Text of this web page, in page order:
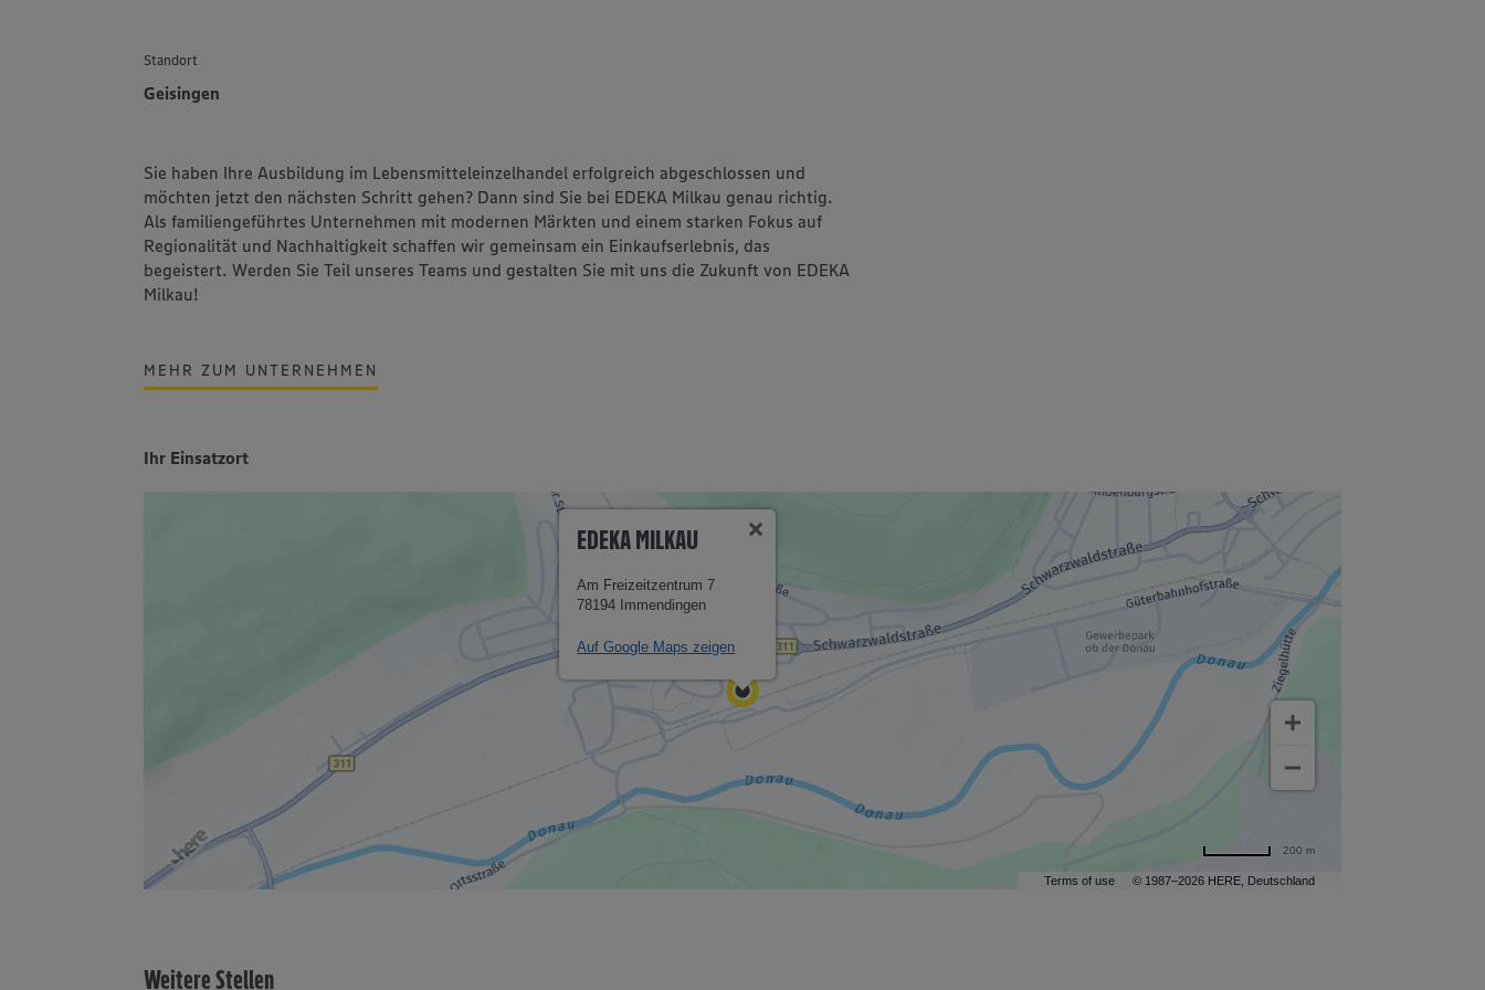
Standort
Geisingen
Sie haben Ihre Ausbildung im Lebensmitteleinzelhandel erfolgreich abgeschlossen und
möchten jetzt den nächsten Schritt gehen? Dann sind Sie bei EDEKA Milkau genau richtig.
Als familiengeführtes Unternehmen mit modernen Märkten und einem starken Fokus auf
Regionalität und Nachhaltigkeit schaffen wir gemeinsam ein Einkaufserlebnis, das
begeistert. Werden Sie Teil unseres Teams und gestalten Sie mit uns die Zukunft von EDEKA
Milkau!
MEHR ZUM UNTERNEHMEN
Ihr Einsatzort
Terms of use © 1987–2026 HERE, Deutschland
EDEKA MILKAU
Am Freizeitzentrum 7
78194 Immendingen
Auf Google Maps zeigen
200 m
Weitere Stellen